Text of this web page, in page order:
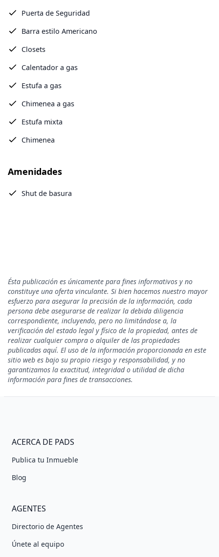
Puerta de Seguridad
Barra estilo Americano
Closets
Calentador a gas
Estufa a gas
Chimenea a gas
Estufa mixta
Chimenea
Amenidades
Shut de basura
Ésta publicación es únicamente para fines informativos y no
constituye una oferta vinculante. Si bien hacemos nuestro mayor
esfuerzo para asegurar la precisión de la información, cada
persona debe asegurarse de realizar la debida diligencia
correspondiente, incluyendo, pero no limitándose a, la
verificación del estado legal y físico de la propiedad, antes de
realizar cualquier compra o alquiler de las propiedades
publicadas aquí. El uso de la información proporcionada en este
sitio web es bajo su propio riesgo y responsabilidad, y no
garantizamos la exactitud, integridad o utilidad de dicha
información para fines de transacciones.
ACERCA DE PADS
Publica tu Inmueble
Blog
AGENTES
Directorio de Agentes
Únete al equipo